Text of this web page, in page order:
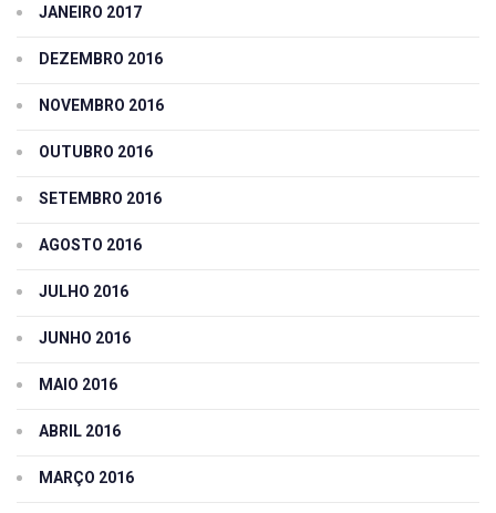
JANEIRO 2017
DEZEMBRO 2016
NOVEMBRO 2016
OUTUBRO 2016
SETEMBRO 2016
AGOSTO 2016
JULHO 2016
JUNHO 2016
MAIO 2016
ABRIL 2016
MARÇO 2016